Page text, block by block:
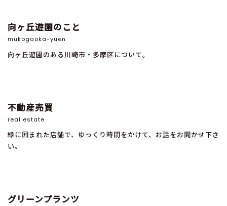
向ヶ丘遊園のこと
mukogaoka-yuen
向ヶ丘遊園のある川崎市・多摩区について。
不動産売買
real estate
緑に囲まれた店舗で、ゆっくり時間をかけて、お話をお聞かせ下さ
い。
グリーンプランツ